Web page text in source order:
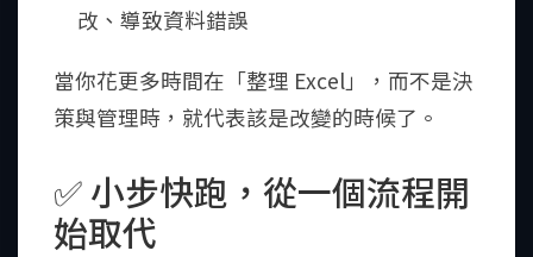
改、導致資料錯誤
當你花更多時間在「整理 Excel」，而不是決
策與管理時，就代表該是改變的時候了。
✅ 小步快跑，從一個流程開
始取代